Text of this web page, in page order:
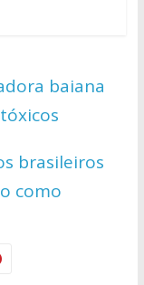
baiana
brasileiros
como